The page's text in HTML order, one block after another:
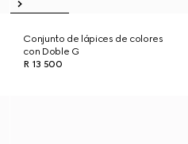
Conjunto de lápices de colores
con Doble G
R 13 500